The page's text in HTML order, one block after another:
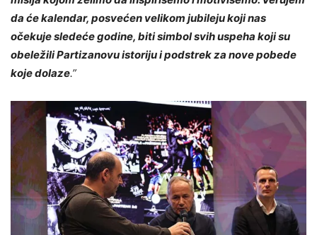
da će kalendar, posvećen velikom jubileju koji nas
očekuje sledeće godine, biti simbol svih uspeha koji su
obeležili Partizanovu istoriju i podstrek za nove pobede
koje dolaze.”